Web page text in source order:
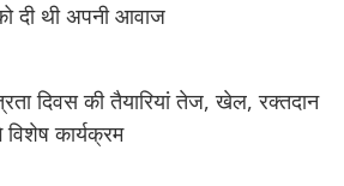
दी थी अपनी आवाज
दिवस की तैयारियां तेज, खेल, रक्तदान
कार्यक्रम